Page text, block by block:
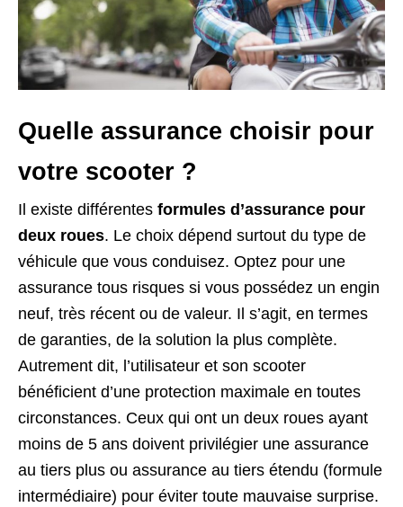
Quelle assurance choisir pour
votre scooter ?
Il existe différentes formules d’assurance pour
deux roues. Le choix dépend surtout du type de
véhicule que vous conduisez. Optez pour une
assurance tous risques si vous possédez un engin
neuf, très récent ou de valeur. Il s’agit, en termes
de garanties, de la solution la plus complète.
Autrement dit, l’utilisateur et son scooter
bénéficient d’une protection maximale en toutes
circonstances. Ceux qui ont un deux roues ayant
moins de 5 ans doivent privilégier une assurance
au tiers plus ou assurance au tiers étendu (formule
intermédiaire) pour éviter toute mauvaise surprise.